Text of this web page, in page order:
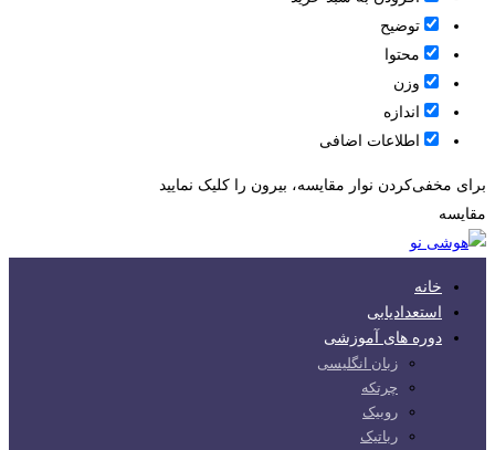
توضیح
محتوا
وزن
اندازه
اطلاعات اضافی
برای مخفی‌کردن نوار مقایسه، بیرون را کلیک نمایید
مقایسه
خانه
استعدادیابی
دوره های آموزشی
زبان انگلیسی
چرتکه
روبیک
رباتیک